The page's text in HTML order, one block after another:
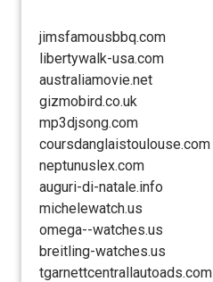
jimsfamousbbq.com
libertywalk-usa.com
australiamovie.net
gizmobird.co.uk
mp3djsong.com
coursdanglaistoulouse.com
neptunuslex.com
auguri-di-natale.info
michelewatch.us
omega--watches.us
breitling-watches.us
tgarnettcentrallautoads.com